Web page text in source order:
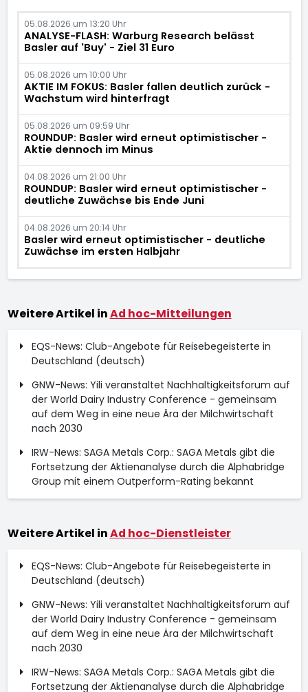
05.08.2026 um 13:20 Uhr
ANALYSE-FLASH: Warburg Research belässt
Basler auf 'Buy' - Ziel 31 Euro
05.08.2026 um 10:00 Uhr
AKTIE IM FOKUS: Basler fallen deutlich zurück -
Wachstum wird hinterfragt
05.08.2026 um 09:59 Uhr
ROUNDUP: Basler wird erneut optimistischer -
Aktie dennoch im Minus
04.08.2026 um 21:00 Uhr
ROUNDUP: Basler wird erneut optimistischer -
deutliche Zuwächse bis Ende Juni
04.08.2026 um 20:14 Uhr
Basler wird erneut optimistischer - deutliche
Zuwächse im ersten Halbjahr
Weitere Artikel inAd hoc-Mitteilungen
EQS-News: Club-Angebote für Reisebegeisterte in
Deutschland (deutsch)
GNW-News: Yili veranstaltet Nachhaltigkeitsforum auf
der World Dairy Industry Conference - gemeinsam
auf dem Weg in eine neue Ära der Milchwirtschaft
nach 2030
IRW-News: SAGA Metals Corp.: SAGA Metals gibt die
Fortsetzung der Aktienanalyse durch die Alphabridge
Group mit einem Outperform-Rating bekannt
Weitere Artikel inAd hoc-Dienstleister
EQS-News: Club-Angebote für Reisebegeisterte in
Deutschland (deutsch)
GNW-News: Yili veranstaltet Nachhaltigkeitsforum auf
der World Dairy Industry Conference - gemeinsam
auf dem Weg in eine neue Ära der Milchwirtschaft
nach 2030
IRW-News: SAGA Metals Corp.: SAGA Metals gibt die
Fortsetzung der Aktienanalyse durch die Alphabridge